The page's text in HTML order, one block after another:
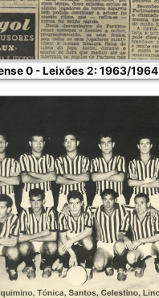
0 - Leixões 2: 1963/1964